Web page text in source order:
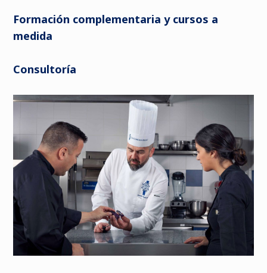
Formación complementaria y cursos a
medida
Consultoría